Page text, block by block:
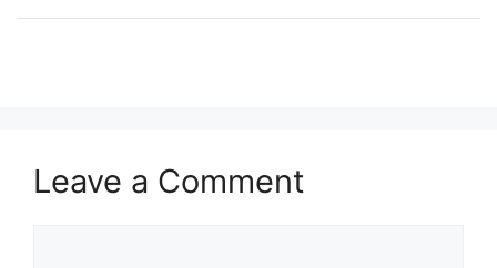
Leave a Comment